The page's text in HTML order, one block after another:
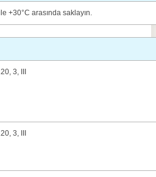
+30°C arasında saklayın.
3, III
3, III